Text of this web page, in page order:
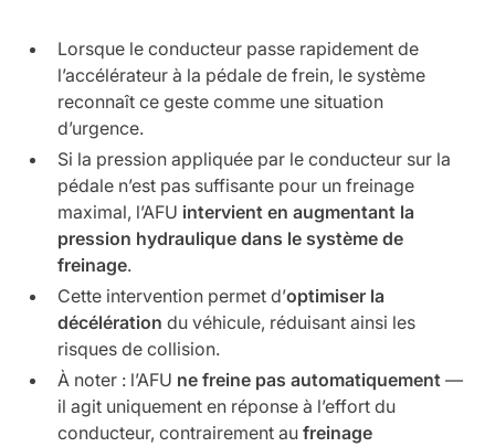
Lorsque le conducteur passe rapidement de
l’accélérateur à la pédale de frein, le système
reconnaît ce geste comme une situation
d’urgence.
Si la pression appliquée par le conducteur sur la
pédale n’est pas suffisante pour un freinage
maximal, l’AFU intervient en augmentant la
pression hydraulique dans le système de
freinage.
Cette intervention permet d’optimiser la
décélération du véhicule, réduisant ainsi les
risques de collision.
À noter : l’AFU ne freine pas automatiquement —
il agit uniquement en réponse à l’effort du
conducteur, contrairement au freinage